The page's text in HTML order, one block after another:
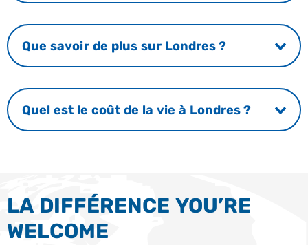
Que savoir de plus sur Londres ?
Quel est le coût de la vie à Londres ?
LA DIFFÉRENCE YOU’RE
WELCOME